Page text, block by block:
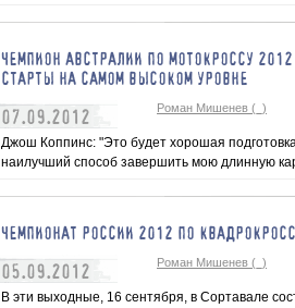
ЧЕМПИОН АВСТРАЛИИ ПО МОТОКРОССУ
СТАРТЫ НА САМОМ ВЫСОКОМ УРОВНЕ
07.09.2012 Роман Мишенев (_)
Джош Коппинс: "Это будет хорошая
наилучший способ завершить мою длинную
ЧЕМПИОНАТ РОССИИ 2012 ПО
05.09.2012 Роман Мишенев (_)
В эти выходные, 16 сентября, в Сортавале